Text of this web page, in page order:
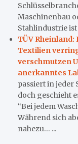
Maschinenbau
Stahlindustrie
TÜV Rheinland:
Textilien
verschmutzen
anerkanntes
passiert in jeder
doch geschieht
“Bei jedem
Während sich
nahezu… ...